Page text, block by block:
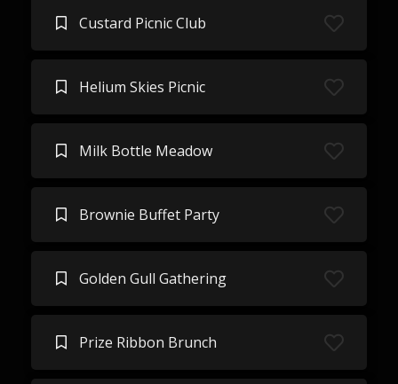
Custard Picnic Club
Helium Skies Picnic
Milk Bottle Meadow
Brownie Buffet Party
Golden Gull Gathering
Prize Ribbon Brunch